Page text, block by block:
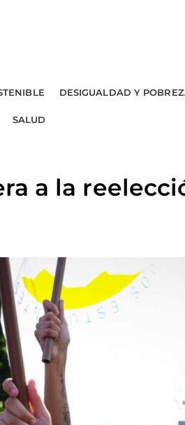
DESIGUALDAD Y
SALUD
a la